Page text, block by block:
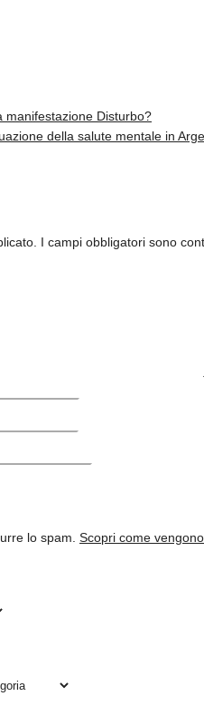
manifestazione Disturbo?
della salute mentale in
I campi obbligatori sono
lo spam. Scopri come